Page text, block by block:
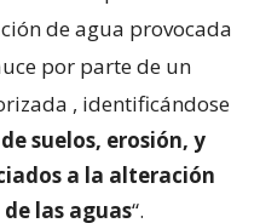
de agua provocada
por parte de un
, identificándose
suelos, erosión, y
a la alteración
las aguas“.